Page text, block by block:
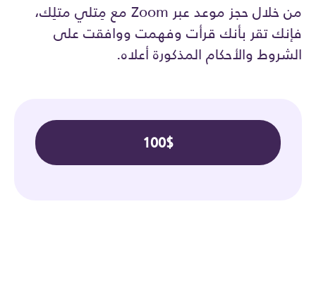
من خلال حجز موعد عبر Zoom مع مِتلي متلِك،
فإنك تقر بأنك قرأت وفهمت ووافقت على
الشروط والأحكام المذكورة أعلاه.
100$